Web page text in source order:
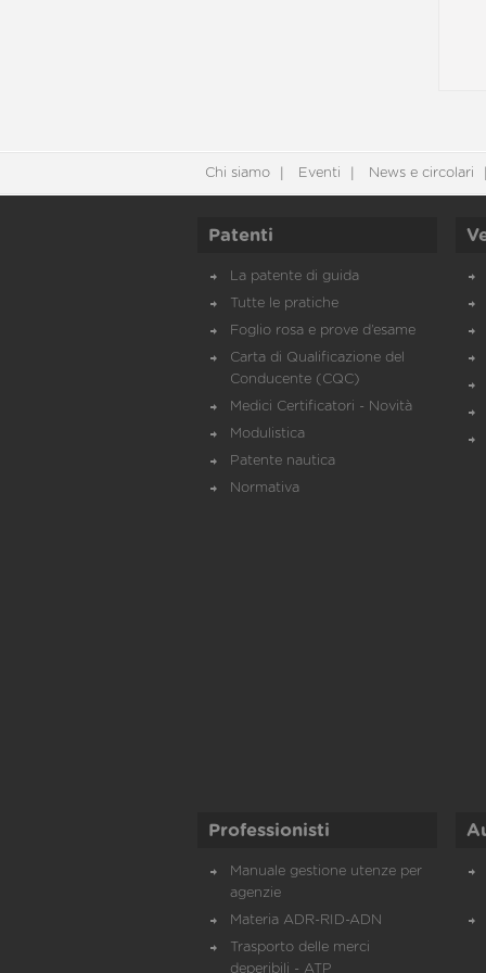
Chi siamo Eventi News e circolari
Patenti
La patente di guida
Tutte le pratiche
Foglio rosa e prove d’esame
Carta di Qualificazione del
Conducente (CQC)
Medici Certificatori - Novità
Modulistica
Patente nautica
Normativa
Professionisti
Manuale gestione utenze per
agenzie
Materia ADR-RID-ADN
Trasporto delle merci
deperibili - ATP